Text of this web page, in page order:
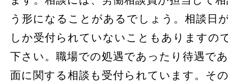
う形になることがあるでしょう。相談日
しか受付られていないこともありますの
下さい。職場での処遇であったり待遇で
面に関する相談も受付られています。そ